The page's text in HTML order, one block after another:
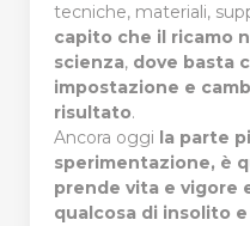
tecniche, materiali,
capito che il ricamo
scienza, dove basta
impostazione e
risultato.
Ancora oggi la parte
sperimentazione, è
prende vita e
qualcosa di insolito